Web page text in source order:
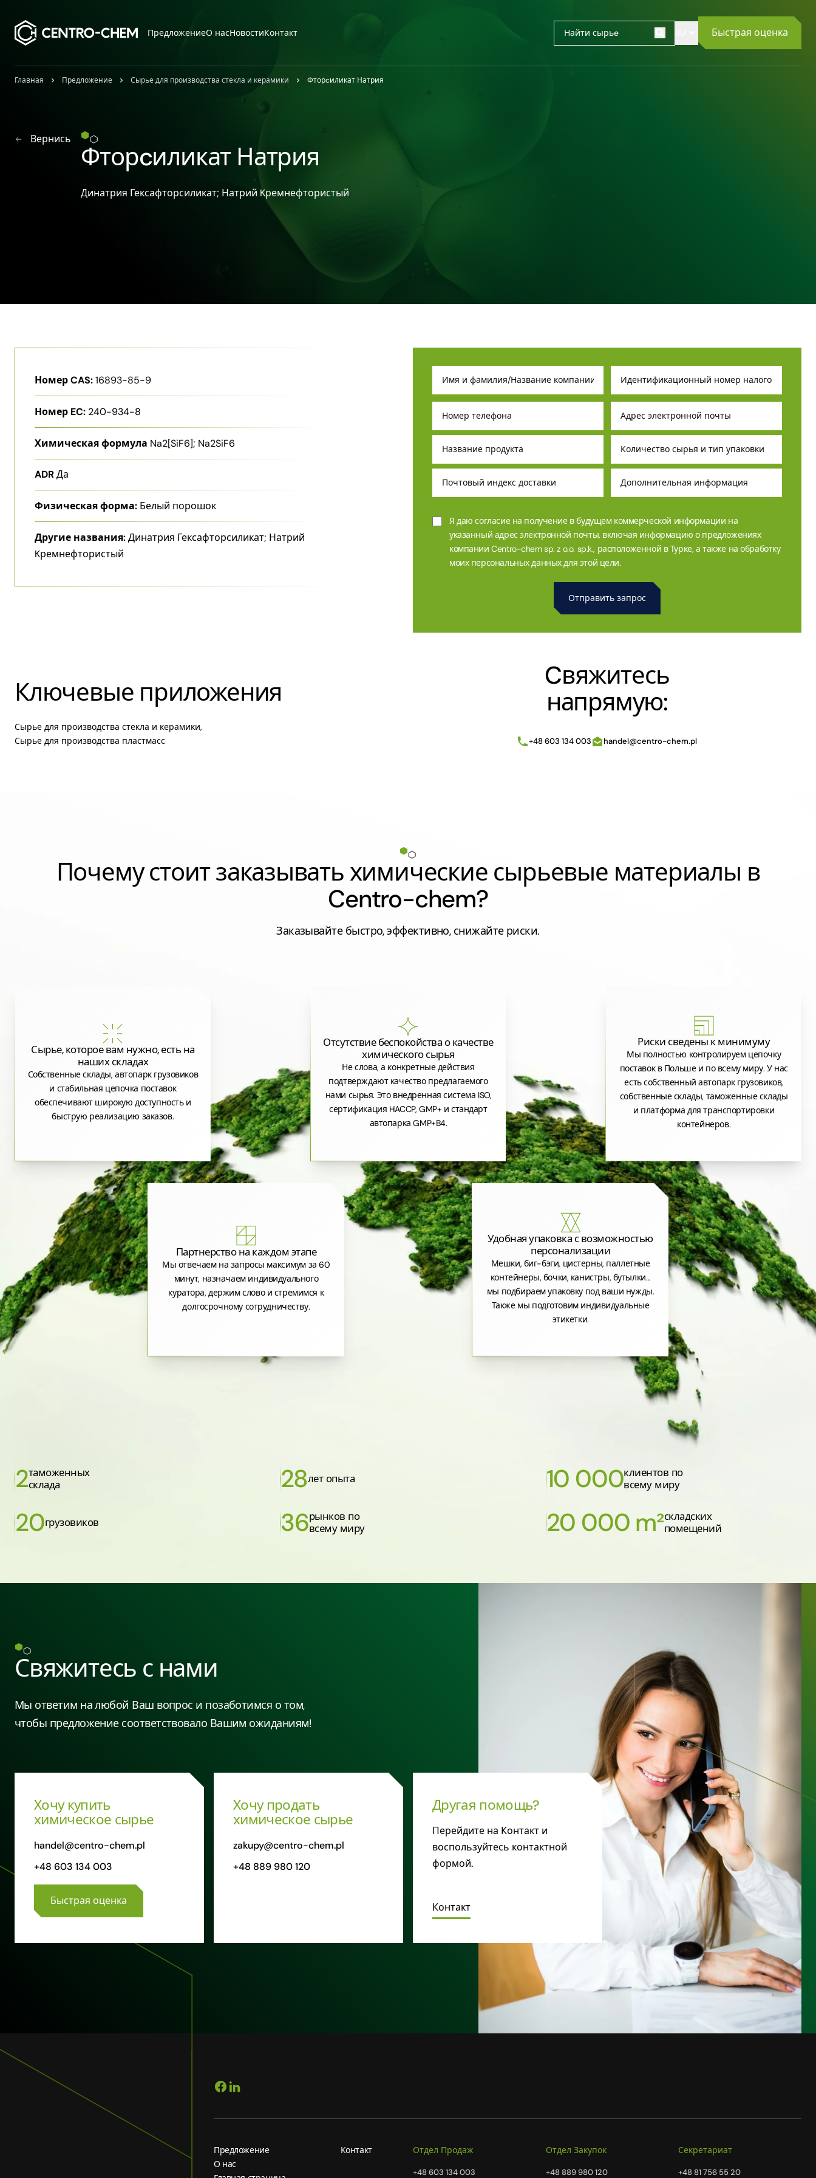
ПредложениеО насНовостиКонтакт Быстрая оценка
Главная Предложение Сырье для производства стекла и керамики Фторcиликат Натрия
Вернись
Фторcиликат Натрия
Динатрия Гексафторсиликат; Натрий Kремнефтористый
Номер CAS:16893-85-9
Номер EC: 240-934-8
Химическая формула Na2[SiF6]; Na2SiF6
ADRДа
Физическая форма: Белый порошок
Другие названия:Динатрия Гексафторсиликат; Натрий
Kремнефтористый
Ключевые приложения
Сырье для производства стекла и керамики,
Сырье для производства пластмасс
Я даю согласие на получение в будущем коммерческой информации на
указанный адрес электронной почты, включая информацию о предложениях
компании Centro-chem sp. z o.o. sp.k., расположенной в Турке, а также на обработку
моих персональных данных для этой цели.
Cвяжитесь
напрямую:
+48 603 134 003 handel@centro-chem.pl
Почему стоит заказывать химические сырьевые материалы в
Centro-chem?
Заказывайте быстро, эффективно, снижайте риски.
Сырье, которое вам нужно, есть на
наших складах
Собственные склады, автопарк грузовиков
и стабильная цепочка поставок
обеспечивают широкую доступность и
быструю реализацию заказов.
Отсутствие беспокойства о качестве
химического сырья
Не слова, а конкретные действия
подтверждают качество предлагаемого
нами сырья. Это внедренная система ISO,
сертификация HACCP, GMP+ и стандарт
автопарка GMP+B4.
Риски сведены к минимуму
Мы полностью контролируем цепочку
поставок в Польше и по всему миру. У нас
есть собственный автопарк грузовиков,
собственные склады, таможенные склады
и платформа для транспортировки
контейнеров.
Партнерство на каждом этапе
Мы отвечаем на запросы максимум за 60
минут, назначаем индивидуального
куратора, держим слово и стремимся к
долгосрочному сотрудничеству.
Удобная упаковка с возможностью
персонализации
Мешки, биг-бэги, цистерны, паллетные
контейнеры, бочки, канистры, бутылки…
мы подбираем упаковку под ваши нужды.
Также мы подготовим индивидуальные
этикетки.
2таможенных
склада
28лет опыта 10 000клиентов по
всему миру
20грузовиков 36рынков по
всему миру
20 000 m²складских
помещений
Свяжитесь с нами
Мы ответим на любой Ваш вопрос и позаботимся о том,
чтобы предложение соответствовало Вашим ожиданиям!
Хочу купить
химическое сырье
handel@centro-chem.pl
+48 603 134 003
Быстрая оценка
Хочу продать
химическое сырье
zakupy@centro-chem.pl
+48 889 980 120
Другая помощь?
Перейдите на Контакт и
воспользуйтесь контактной
формой.
Контакт
Предложение
О нас
Контакт Отдел Продаж
+48 603 134 003
Отдел Закупок
+48 889 980 120
Секретариат
+48 81 756 55 20